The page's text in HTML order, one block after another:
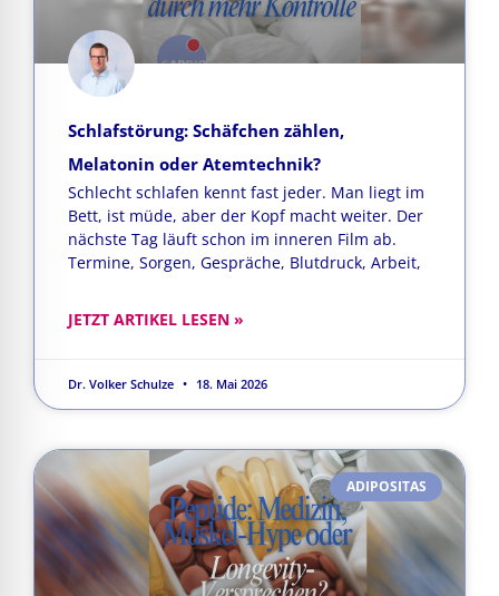
Schlafstörung: Schäfchen zählen,
Melatonin oder Atemtechnik?
Schlecht schlafen kennt fast jeder. Man liegt im
Bett, ist müde, aber der Kopf macht weiter. Der
nächste Tag läuft schon im inneren Film ab.
Termine, Sorgen, Gespräche, Blutdruck, Arbeit,
JETZT ARTIKEL LESEN »
Dr. Volker Schulze 18. Mai 2026
ADIPOSITAS